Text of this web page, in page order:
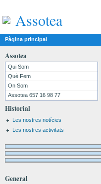
Assotea
Pàgina principal
Assotea
Qui Som
Què Fem
On Som
Assotea 657 16 98 77
Historial
Les nostres notícies
Les nostres activitats
General